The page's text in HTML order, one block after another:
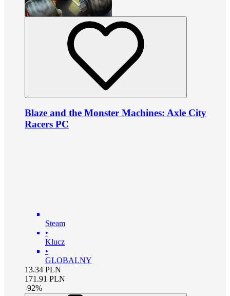
Blaze and the Monster Machines: Axle City
Racers PC
Steam
•
Klucz
•
GLOBALNY
13.34 PLN
171.91 PLN
-92%